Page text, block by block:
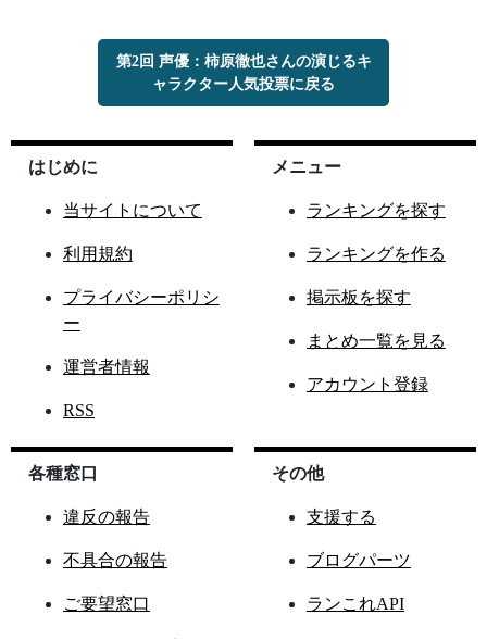
第2回 声優：柿原徹也さんの演じるキ
ャラクター人気投票に戻る
はじめに
当サイトについて
利用規約
プライバシーポリシ
ー
運営者情報
RSS
メニュー
ランキングを探す
ランキングを作る
掲示板を探す
まとめ一覧を見る
アカウント登録
各種窓口
違反の報告
不具合の報告
ご要望窓口
その他
支援する
ブログパーツ
ランこれAPI